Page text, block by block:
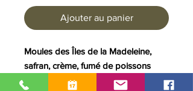
Ajouter au panier
Moules des Îles de la Madeleine,
safran, crème, fumé de poissons
Article offert seulement en boutique